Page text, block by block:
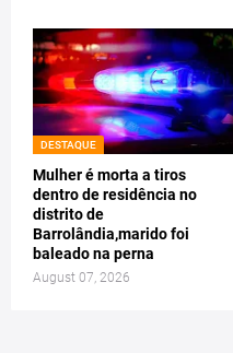
DESTAQUE
Mulher é morta a tiros
dentro de residência no
distrito de
Barrolândia,marido foi
baleado na perna
August 07, 2026